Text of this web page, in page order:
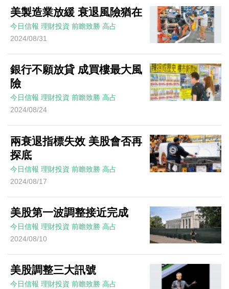
美製造業放緩 衰退風險猶在
今日信報 理財投資 前瞻致勝 高占
2024/08/31
銀行不願放貸 成買樓最大風
險
今日信報 理財投資 前瞻致勝 高占
2024/08/24
兩衰退指標失效 美股會否再
探底
今日信報 理財投資 前瞻致勝 高占
2024/08/17
美股第一波調整接近完成
今日信報 理財投資 前瞻致勝 高占
2024/08/10
美股調整三大訊號
今日信報 理財投資 前瞻致勝 高占